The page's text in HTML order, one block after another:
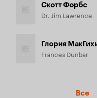
Скотт Форбс
Dr. Jim Lawrence
Глория
Frances Dunbar
Все